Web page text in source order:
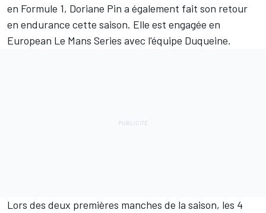
en Formule 1, Doriane Pin a également fait son retour
en endurance cette saison. Elle est engagée en
European Le Mans Series avec l'équipe Duqueine.
Lors des deux premières manches de la saison, les 4